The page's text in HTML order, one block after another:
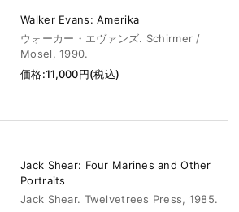
Walker Evans: Amerika
ウォーカー・エヴァンズ. Schirmer /
Mosel, 1990.
価格:11,000円(税込)
Jack Shear: Four Marines and Other
Portraits
Jack Shear. Twelvetrees Press, 1985.